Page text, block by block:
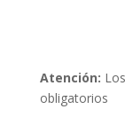
Atención:
obligatorios